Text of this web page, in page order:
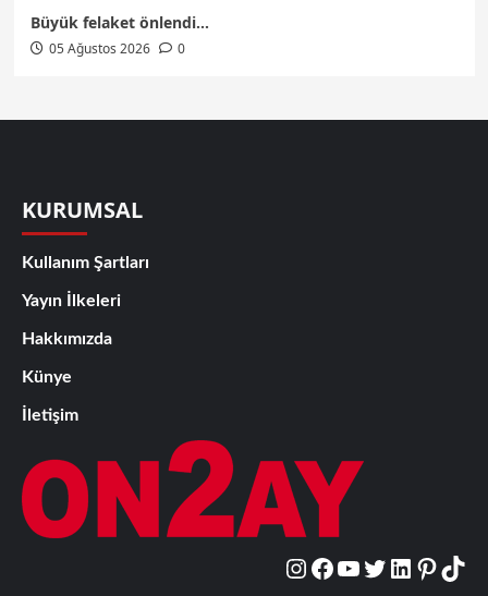
Büyük felaket önlendi…
05 Ağustos 2026 0
KURUMSAL
Kullanım Şartları
Yayın İlkeleri
Hakkımızda
Künye
İletişim